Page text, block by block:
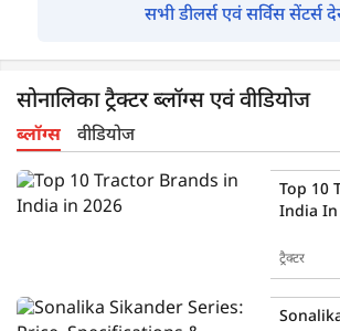
सभी डीलर्स एवं सर्विस सेंटर्स
सोनालिका ट्रैक्टर ब्लॉग्स एवं वीडियोज
ब्लॉग्स वीडियोज
Top 10
India In
ट्रैक्टर